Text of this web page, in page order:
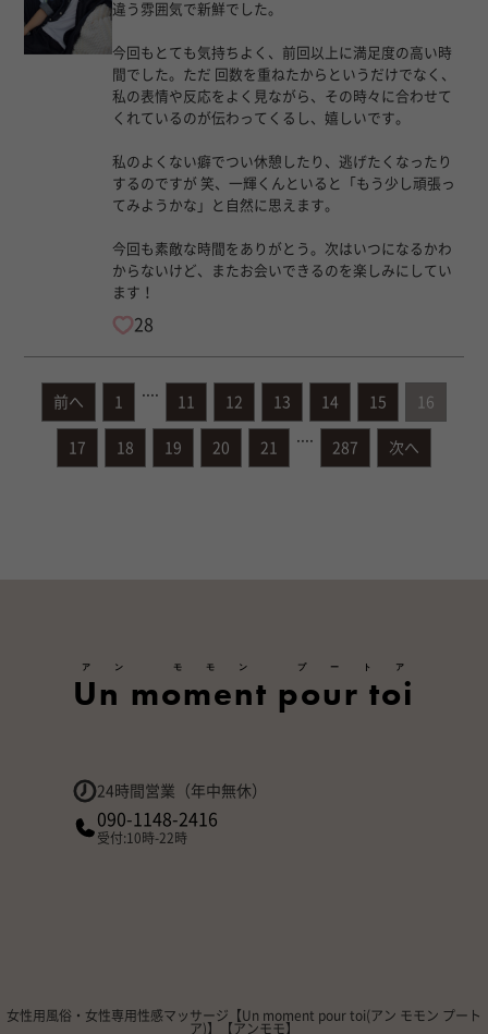
違う雰囲気で新鮮でした。
今回もとても気持ちよく、前回以上に満足度の高い時
間でした。ただ 回数を重ねたからというだけでなく、
私の表情や反応をよく見ながら、その時々に合わせて
くれているのが伝わってくるし、嬉しいです。
私のよくない癖でつい休憩したり、逃げたくなったり
するのですが 笑、一輝くんといると「もう少し頑張っ
てみようかな」と自然に思えます。
今回も素敵な時間をありがとう。次はいつになるかわ
からないけど、またお会いできるのを楽しみにしてい
ます！
28
前へ 1 11 12 13 14 15 16
17 18 19 20 21 287 次へ
Un moment pour toi
アン モモン プートア
24時間営業（年中無休）
090-1148-2416
受付:10時-22時
女性用風俗・女性専用性感マッサージ【Un moment pour toi(アン モモン プート
ア)】【アンモモ】